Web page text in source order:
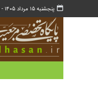
پنجشنبه ۱۵ مرداد ۱۴۰۵ -